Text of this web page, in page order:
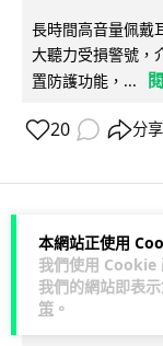
本網站正使用
我們使用 Cookie
我們的網站即表
策 。
長時間高音量佩戴
大聽力受損警號，
置防護功能，...
20 分享
人工智能
arthur